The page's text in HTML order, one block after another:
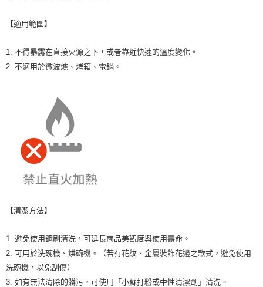
【適用範圍】
1. 不得暴露在直接火源之下，或者靠近快速的溫度變化。
2. 不適用於微波爐、烤箱、電鍋。
【清潔方法】
1. 避免使用鋼刷清洗，可延長商品美觀度與使用壽命。
2. 可用於洗碗機、烘碗機。（若有花紋、金屬裝飾花邊之款式，避免使用
洗碗機，以免刮傷）
3. 如有無法清除的髒污，可使用「小蘇打粉或中性清潔劑」清洗。